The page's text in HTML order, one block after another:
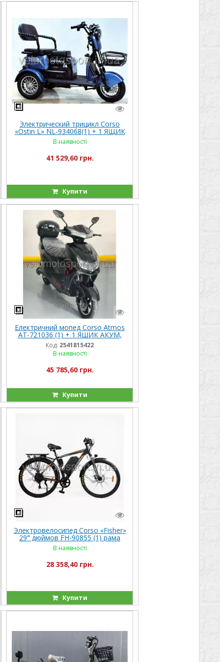
Электрический трицикл Corso
«Ostin L» NL-934068(1) + 1 ЯЩИК
АКУМ, двигатель 1200W,
аккумулятор 72V/24Ah литий-
железно-фосфатный
В наявності
41 529,60 грн.
Купити
Електричний мопед Corso Atmos
AT-721036 (1) + 1 ЯШИК АКУМ,
двигун 1500W, акумулятор
72V/32Ah, в коробці
Код: 2541815422
В наявності
45 785,60 грн.
Купити
Электровелосипед Corso «Fisher»
29’’’ дюймов FH-90855 (1) рама
стальная 21’, двигатель 600W,
аккум. 48V20Ah, Shimano 7
В наявності
28 358,40 грн.
Купити